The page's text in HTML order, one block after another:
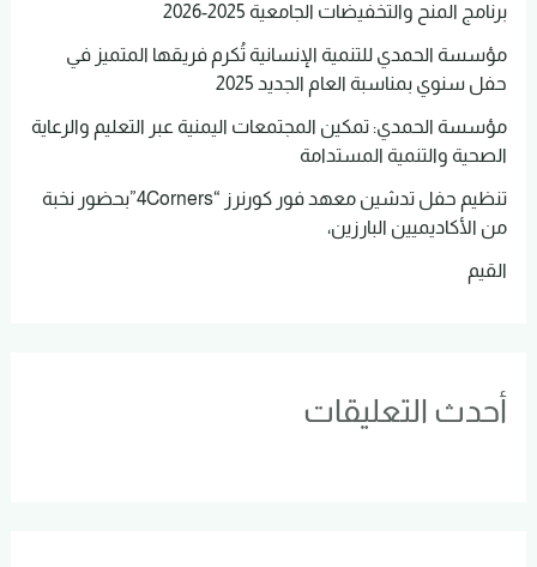
ن
:
برنامج المنح والتخفيضات الجامعية 2025-2026
مؤسسة الحمدي للتنمية الإنسانية تُكرم فريقها المتميز في
حفل سنوي بمناسبة العام الجديد 2025
مؤسسة الحمدي: تمكين المجتمعات اليمنية عبر التعليم والرعاية
الصحية والتنمية المستدامة
تنظيم حفل تدشين معهد فور كورنرز “4Corners”بحضور نخبة
من الأكاديميين البارزين،
القيم
أحدث التعليقات